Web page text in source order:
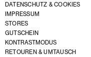
DATENSCHUTZ & COOKIES
IMPRESSUM
STORES
GUTSCHEIN
KONTRASTMODUS
RETOUREN & UMTAUSCH